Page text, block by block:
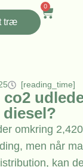
træ
0
[reading_time]
diesel?
omkring
men når
kan